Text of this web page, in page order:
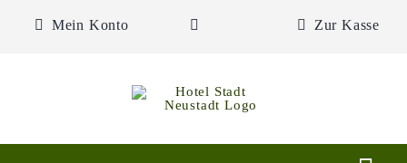
Inhalt
Mein Konto Zur Kasse